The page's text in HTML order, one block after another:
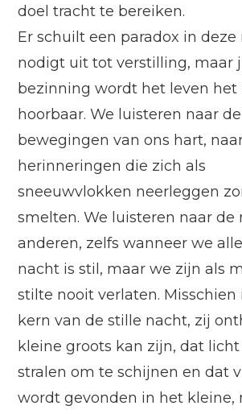
doel tracht te bereiken.
Er schuilt een paradox in deze
nodigt uit tot verstilling, maar
bezinning wordt het leven het
hoorbaar. We luisteren naar
bewegingen van ons hart,
herinneringen die zich als
sneeuwvlokken neerleggen
smelten. We luisteren naar de
anderen, zelfs wanneer we
nacht is stil, maar we zijn als
stilte nooit verlaten. Misschien
kern van de stille nacht, zij
kleine groots kan zijn, dat
stralen om te schijnen en dat
wordt gevonden in het kleine,